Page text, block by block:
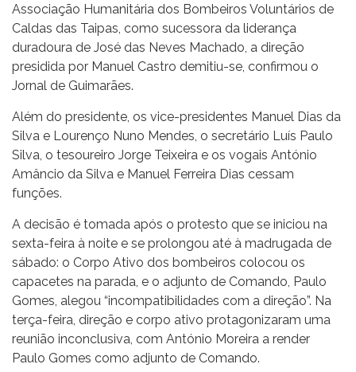
Associação Humanitária dos Bombeiros Voluntários de
Caldas das Taipas, como sucessora da liderança
duradoura de José das Neves Machado, a direção
presidida por Manuel Castro demitiu-se, confirmou o
Jornal de Guimarães.
Além do presidente, os vice-presidentes Manuel Dias da
Silva e Lourenço Nuno Mendes, o secretário Luís Paulo
Silva, o tesoureiro Jorge Teixeira e os vogais António
Amâncio da Silva e Manuel Ferreira Dias cessam
funções.
A decisão é tomada após o protesto que se iniciou na
sexta-feira à noite e se prolongou até à madrugada de
sábado: o Corpo Ativo dos bombeiros colocou os
capacetes na parada, e o adjunto de Comando, Paulo
Gomes, alegou “incompatibilidades com a direção”. Na
terça-feira, direção e corpo ativo protagonizaram uma
reunião inconclusiva, com António Moreira a render
Paulo Gomes como adjunto de Comando.